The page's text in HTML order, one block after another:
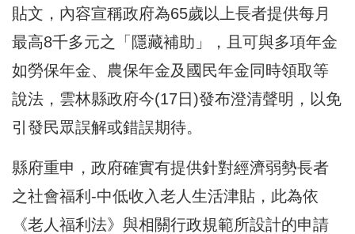
貼文，內容宣稱政府為65歲以上長者提供每月
最高8千多元之「隱藏補助」，且可與多項年金
如勞保年金、農保年金及國民年金同時領取等
說法，雲林縣政府今(17日)發布澄清聲明，以免
引發民眾誤解或錯誤期待。
縣府重申，政府確實有提供針對經濟弱勢長者
之社會福利-中低收入老人生活津貼，此為依
《老人福利法》與相關行政規範所設計的申請